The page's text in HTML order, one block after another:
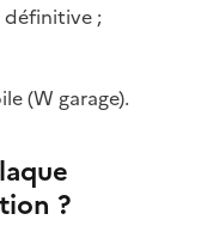
définitive ;
(W garage).
?